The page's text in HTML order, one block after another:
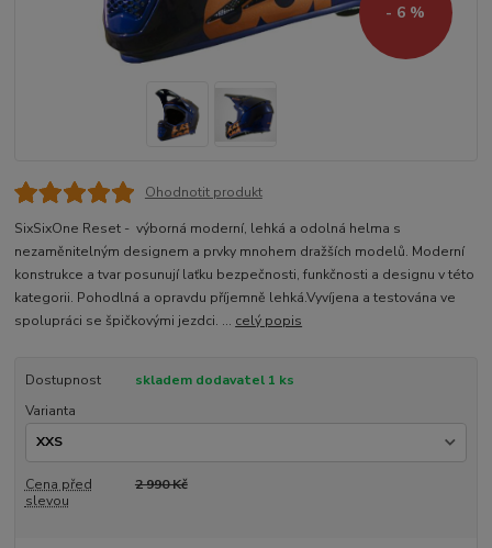
- 6 %
Ohodnotit produkt
SixSixOne Reset - výborná moderní, lehká a odolná helma s
nezaměnitelným designem a prvky mnohem dražších modelů. Moderní
konstrukce a tvar posunují laťku bezpečnosti, funkčnosti a designu v této
kategorii. Pohodlná a opravdu příjemně lehká.Vyvíjena a testována ve
spolupráci se špičkovými jezdci. ... celý popis
Dostupnost
skladem dodavatel 1 ks
Varianta
Cena před
slevou
2 990 Kč